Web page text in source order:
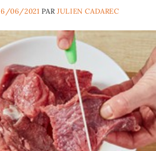
06/2021 PARJULIEN CADAREC